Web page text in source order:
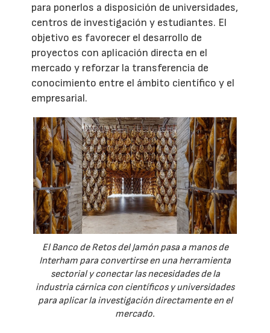
para ponerlos a disposición de universidades,
centros de investigación y estudiantes. El
objetivo es favorecer el desarrollo de
proyectos con aplicación directa en el
mercado y reforzar la transferencia de
conocimiento entre el ámbito científico y el
empresarial.
El Banco de Retos del Jamón pasa a manos de
Interham para convertirse en una herramienta
sectorial y conectar las necesidades de la
industria cárnica con científicos y universidades
para aplicar la investigación directamente en el
mercado.